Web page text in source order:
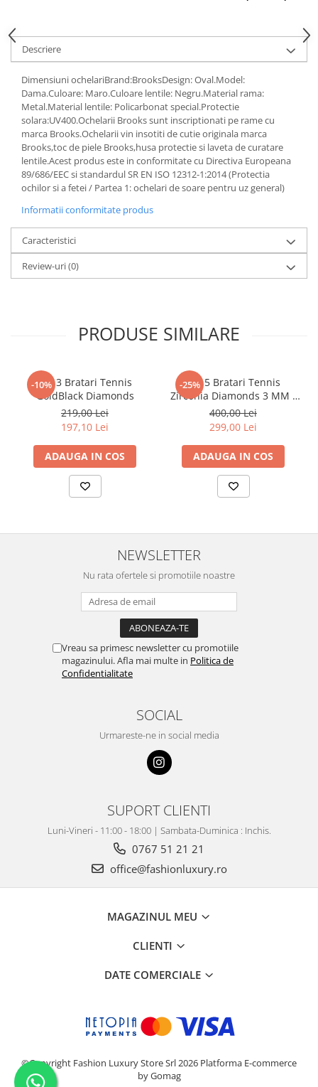
Descriere
Dimensiuni ochelariBrand:BrooksDesign: Oval.Model:
Dama.Culoare: Maro.Culoare lentile: Negru.Material rama:
Metal.Material lentile: Policarbonat special.Protectie
solara:UV400.Ochelarii Brooks sunt inscriptionati pe rame cu
marca Brooks.Ochelarii vin insotiti de cutie originala marca
Brooks,toc de piele Brooks,husa protectie si laveta de curatare
lentile.Acest produs este in conformitate cu Directiva Europeana
89/686/EEC si standardul SR EN ISO 12312-1:2014 (Protectia
ochilor si a fetei / Partea 1: ochelari de soare pentru uz general)
Informatii conformitate produs
Caracteristici
Review-uri(0)
PRODUSE SIMILARE
-10%
Set 3 Bratari Tennis
GoldBlack Diamonds
219,00 Lei
197,10 Lei
ADAUGA IN COS
-25%
Set 5 Bratari Tennis
Zirconia Diamonds 3 MM /
19.5 CM
400,00 Lei
299,00 Lei
ADAUGA IN COS
NEWSLETTER
Nu rata ofertele si promotiile noastre
Vreau sa primesc newsletter cu promotiile
magazinului. Afla mai multe in Politica de
Confidentialitate
SOCIAL
Urmareste-ne in social media
SUPORT CLIENTI
Luni-Vineri - 11:00 - 18:00 | Sambata-Duminica : Inchis.
0767 51 21 21
office@fashionluxury.ro
MAGAZINUL MEU
CLIENTI
DATE COMERCIALE
©Copyright Fashion Luxury Store Srl 2026 Platforma E-commerce
by Gomag